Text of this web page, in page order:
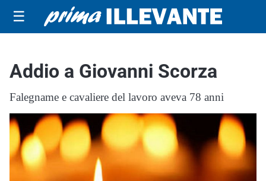
☰
Addio a Giovanni Scorza
Falegname e cavaliere del lavoro aveva 78 anni